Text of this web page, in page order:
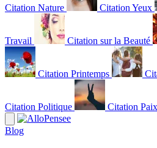
Citation Nature Citation Yeux
Travail Citation sur la Beauté
Citation Printemps
Citation Politique Citation Paix
Blog